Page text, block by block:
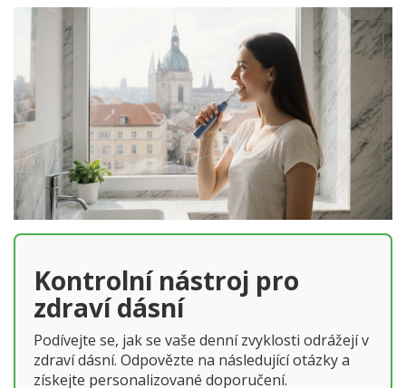
Kontrolní nástroj pro
zdraví dásní
Podívejte se, jak se vaše denní zvyklosti odrážejí v
zdraví dásní. Odpovězte na následující otázky a
získejte personalizované doporučení.